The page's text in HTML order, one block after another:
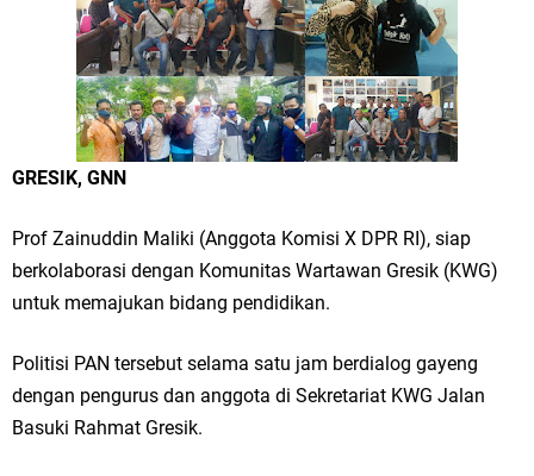
Yatim Serentak di Berbagai Daerah di Jawa Timur
Bupati Gresik Gus Yani Resmikan Kantor Desa Sidoraharjo: Simbol
Komitmen Pelayanan Publik dan Kepedulian Sosial
Ruwatan Malam Satu Suro di Dusun Kedungsekar Lor, Tradisi Luhur
yang Terus Istiqomah
Ketua DPD Golkar Gresik Wongso Negoro Sambut Tahun Baru Islam
GRESIK, GNN
Prof Zainuddin Maliki (Anggota Komisi X DPR RI), siap
berkolaborasi dengan Komunitas Wartawan Gresik (KWG)
untuk memajukan bidang pendidikan.
Politisi PAN tersebut selama satu jam berdialog gayeng
dengan pengurus dan anggota di Sekretariat KWG Jalan
Basuki Rahmat Gresik.